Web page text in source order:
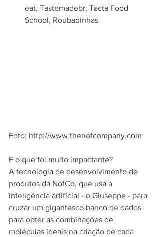
eat, Tastemadebr, Tacta Food
School, Roubadinhas
Foto: http://www.thenotcompany.com
E o que foi muito impactante?
A tecnologia de desenvolvimento de
produtos da NotCo, que usa a
inteligência artificial - o Giuseppe - para
cruzar um gigantesco banco de dados
para obter as combinações de
moléculas ideais na criação de cada